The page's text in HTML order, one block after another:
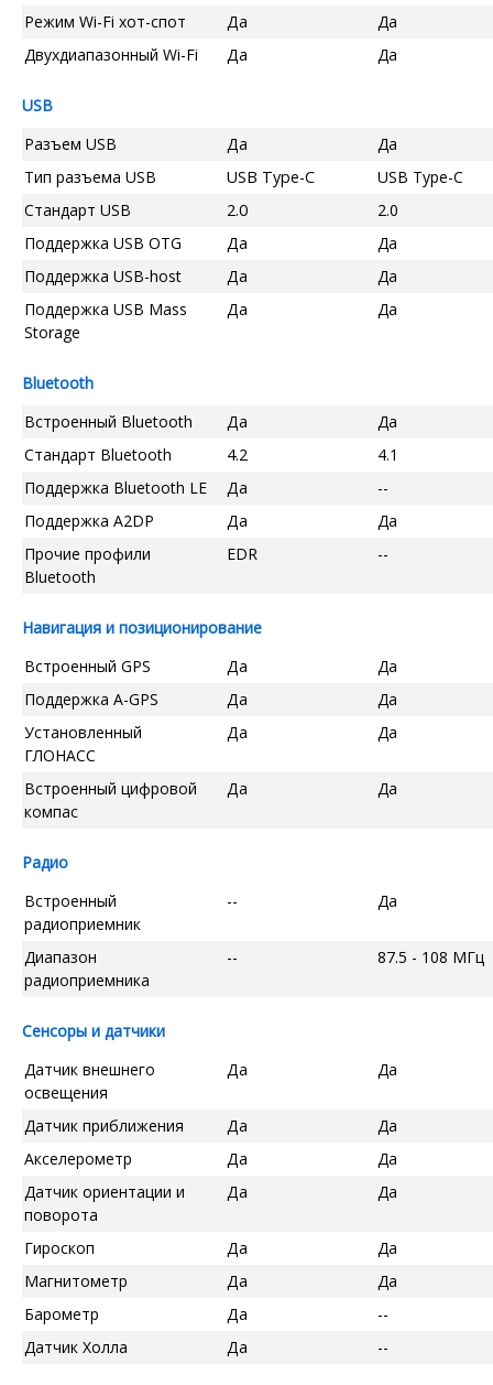
Режим Wi-Fi хот-спот
Да
Да
Двухдиапазонный Wi-Fi
Да Да
USB
Разъем USB
Да
Да
Тип разъема USB
USB Type-C
USB Type-C
Стандарт USB
2.0
2.0
Поддержка USB OTG
Да
Да
Поддержка USB-host
Да
Да
Поддержка USB Mass
Storage
Да Да
Bluetooth
Встроенный Bluetooth
Да
Да
Стандарт Bluetooth
4.2
4.1
Поддержка Bluetooth LE
Да
--
Поддержка A2DP
Да
Да
Прочие профили
Bluetooth
EDR --
Навигация и позиционирование
Встроенный GPS
Да
Да
Поддержка A-GPS
Да
Да
Установленный
ГЛОНАСС
Да Да
Встроенный цифровой
компас
Да Да
Радио
Встроенный
радиоприемник
-- Да
Диапазон
радиоприемника
-- 87.5 - 108 МГц
Сенсоры и датчики
Датчик внешнего
освещения
Да Да
Датчик приближения Да
Да
Акселерометр
Да
Да
Датчик ориентации и
поворота
Да Да
Гироскоп Да
Да
Магнитометр
Да
Да
Барометр
Да
--
Датчик Холла
Да --